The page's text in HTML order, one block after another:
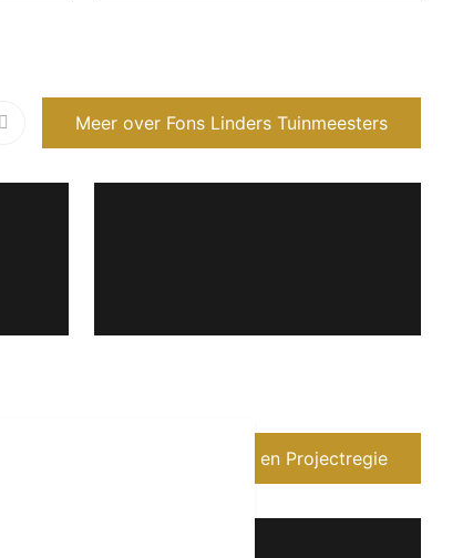
Meer over Fons Linders Tuinmeesters
Meer over ZOË Tuinvormgeving en Projectregie